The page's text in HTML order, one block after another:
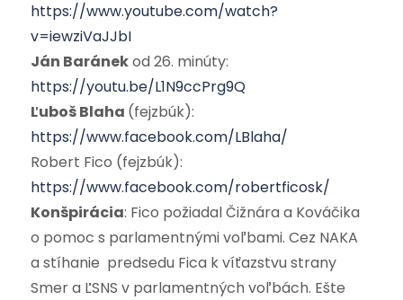
https://www.youtube.com/watch?
v=iewziVaJJbI
Ján Baránekod 26. minúty:
https://youtu.be/L1N9ccPrg9Q
Ľuboš Blaha (fejzbúk):
https://www.facebook.com/LBlaha/
Robert Fico (fejzbúk):
https://www.facebook.com/robertficosk/
Konšpirácia: Fico požiadal Čižnára a Kováčika
o pomoc s parlamentnými voľbami. Cez NAKA
a stíhanie predsedu Fica k víťazstvu strany
Smer a ĽSNS v parlamentných voľbách. Ešte